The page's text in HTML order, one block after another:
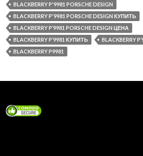
BLACKBERRY P'9981 PORSCHE DESIGN
BLACKBERRY P'9981 PORSCHE DESIGN КУПИТЬ
BLACKBERRY P’9981 PORSCHE DESIGN ЦЕНА
BLACKBERRY P’9981 КУПИТЬ
BLACKBERRY
BLACKBERRY P9981